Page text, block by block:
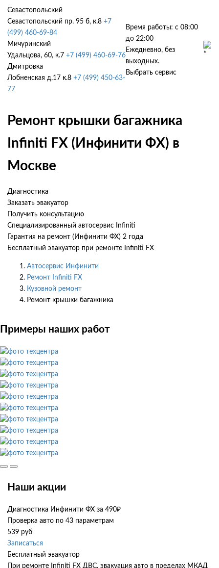
Севастопольский
Севастопольский пр. 95 б, к.8 +7
(499) 460-69-84
Мичуринский
Удальцова, 60, к.7 +7 (499) 460-69-76
Дмитровка
Лобненская д.17 к.8 +7 (499) 450-63-
77
Время работы: с 08:00
до 22:00
Ежедневно, без
выходных.
Выбрать сервис
Ремонт крышки багажника
Infiniti FX (Инфинити ФХ) в
Москве
Диагностика
Заказать эвакуатор
Получить консультацию
Специализированный автосервис Infiniti
Гарантия на ремонт (Инфинити ФХ) 2 года
Бесплатный эвакуатор при ремонте Infiniti FX
Автосервис Инфинити
Ремонт Infiniti FX
Кузовной ремонт
Ремонт крышки багажника
Примеры наших работ
Наши акции
Диагностика Инфинити ФХ за 490₽
Проверка авто по 43 параметрам
539 руб
Записаться
Бесплатный эвакуатор
При ремонте Infiniti FX ДВС, эвакуация авто в пределах МКАД